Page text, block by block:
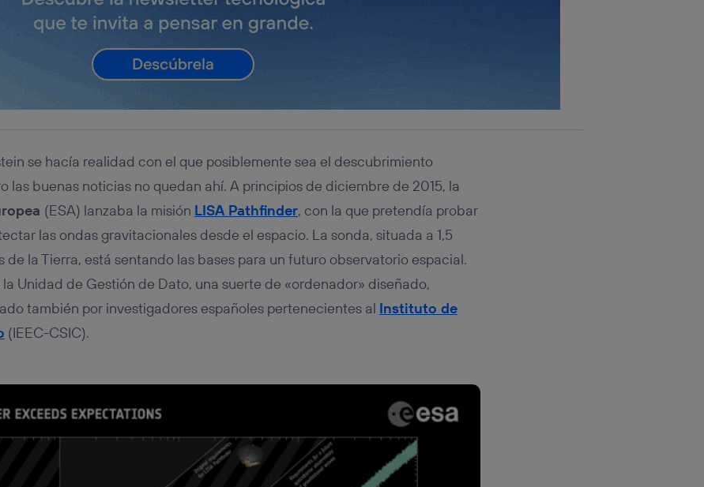
se hacía realidad con el que posiblemente sea el descubrimiento
las buenas noticias no quedan ahí. A principios de diciembre de 2015, la
(ESA) lanzaba la misión LISA Pathfinder, con la que pretendía probar
las ondas gravitacionales desde el espacio. La sonda, situada a 1,5
de la Tierra, está sentando las bases para un futuro observatorio espacial.
Unidad de Gestión de Dato, una suerte de «ordenador» diseñado,
también por investigadores españoles pertenecientes al Instituto de
(IEEC-CSIC).